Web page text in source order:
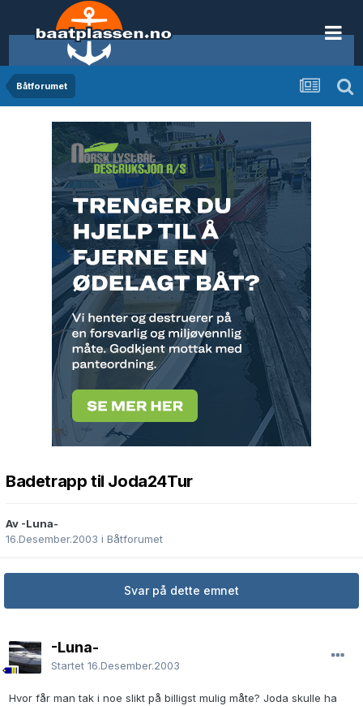
Båtforumet
Badetrapp til Joda24Tur
Av -Luna-
16.Desember.2003 i Båtforumet
Svar på dette emnet
-Luna-
Startet 16.Desember.2003
Hvor får man tak i noe slikt på billigst mulig måte? Joda skulle ha